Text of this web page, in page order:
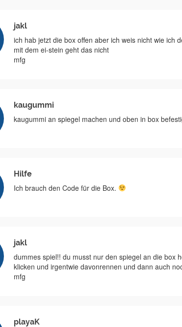
jakl
ich hab jetzt die box offen aber ich weis nicht wie ich
mit dem ei-stein geht das nicht
mfg
kaugummi
kaugummi an spiegel machen und oben in box
Hilfe
Ich brauch den Code für die Box.
jakl
dummes spiel!! du musst nur den spiegel an die box
klicken und irgentwie davonrennen und dann auch
mfg
playaK